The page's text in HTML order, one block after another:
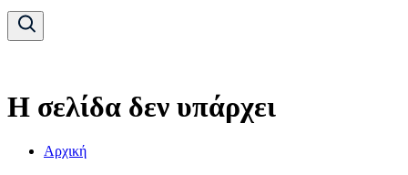
Η σελίδα δεν υπάρχει
Αρχική